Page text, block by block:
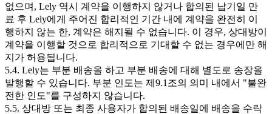
없으며, Lely 역시 계약을 이행하지 않거나 합의된 납기일 만
료 후 Lely에게 주어진 합리적인 기간 내에 계약을 완전히 이
행하지 않는 한, 계약은 해지될 수 없습니다. 이 경우, 상대방이
계약을 이행할 것으로 합리적으로 기대할 수 없는 경우에만 해
지가 허용됩니다.
5.4. Lely는 부분 배송을 하고 부분 배송에 대해 별도로 송장을
발행할 수 있습니다. 부분 인도는 제9.1조의 의미 내에서 "불완
전한 인도"를 구성하지 않습니다.
5.5. 상대방 또는 최종 사용자가 합의된 배송일에 배송을 수락